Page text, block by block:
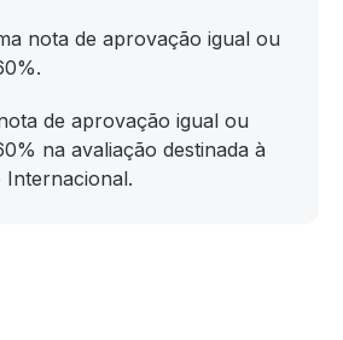
nota de aprovação igual ou
de aprovação igual ou
na avaliação destinada à
Internacional.